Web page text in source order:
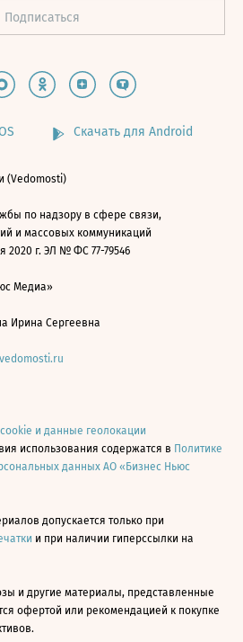
Скачать для Android
(Vedomosti)
по надзору в сфере связи,
и массовых коммуникаций
2020 г. ЭЛ № ФС 77-79546
Медиа»
Ирина Сергеевна
cookie и данные геолокации
использования содержатся в Политике
данных АО «Бизнес Ньюс
допускается только при
и при наличии гиперссылки на
и другие материалы, представленные
офертой или рекомендацией к покупке